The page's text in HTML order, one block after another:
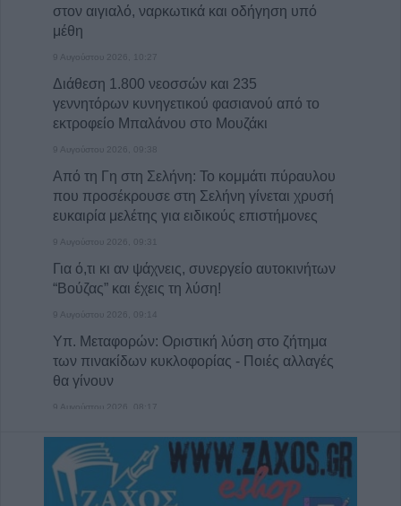
στον αιγιαλό, ναρκωτικά και οδήγηση υπό
μέθη
9 Αυγούστου 2026, 10:27
Διάθεση 1.800 νεοσσών και 235
γεννητόρων κυνηγετικού φασιανού από το
εκτροφείο Μπαλάνου στο Μουζάκι
9 Αυγούστου 2026, 09:38
Από τη Γη στη Σελήνη: Το κομμάτι πύραυλου
που προσέκρουσε στη Σελήνη γίνεται χρυσή
ευκαιρία μελέτης για ειδικούς επιστήμονες
9 Αυγούστου 2026, 09:31
Για ό,τι κι αν ψάχνεις, συνεργείο αυτοκινήτων
“Βούζας” και έχεις τη λύση!
9 Αυγούστου 2026, 09:14
Υπ. Μεταφορών: Οριστική λύση στο ζήτημα
των πινακίδων κυκλοφορίας - Ποιές αλλαγές
θα γίνουν
9 Αυγούστου 2026, 08:17
Την Κυριακή 9 Αυγούστου η κηδεία του
Αθανάσιου Λαζαρίδη
9 Αυγούστου 2026, 08:05